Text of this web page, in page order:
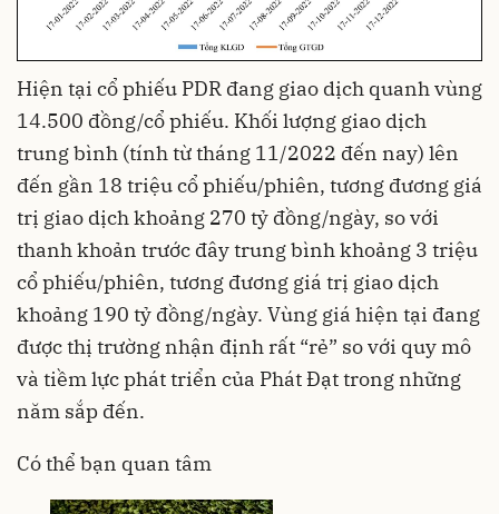
Hiện tại cổ phiếu PDR đang giao dịch quanh vùng
14.500 đồng/cổ phiếu. Khối lượng giao dịch
trung bình (tính từ tháng 11/2022 đến nay) lên
đến gần 18 triệu cổ phiếu/phiên, tương đương giá
trị giao dịch khoảng 270 tỷ đồng/ngày, so với
thanh khoản trước đây trung bình khoảng 3 triệu
cổ phiếu/phiên, tương đương giá trị giao dịch
khoảng 190 tỷ đồng/ngày. Vùng giá hiện tại đang
được thị trường nhận định rất “rẻ” so với quy mô
và tiềm lực phát triển của Phát Đạt trong những
năm sắp đến.
Có thể bạn quan tâm